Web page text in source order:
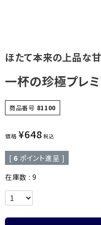
ほたて本来の上品な
一杯の珍極プレ
商品番号 81100
価格 ¥648 税込
[ 6 ポイント進呈 ]
在庫数
9